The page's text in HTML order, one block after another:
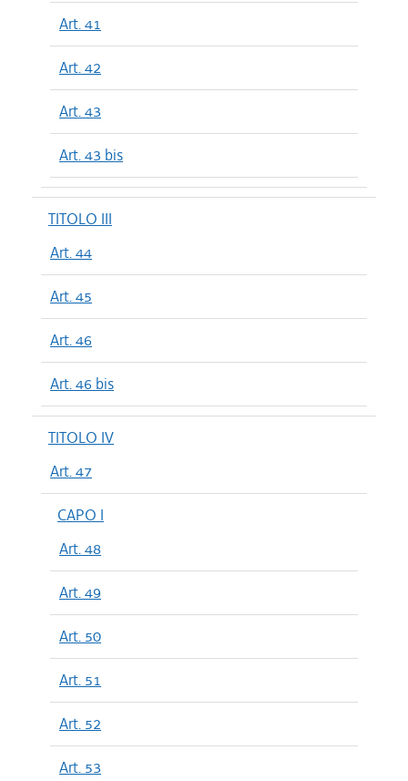
Art. 41
Art. 42
Art. 43
Art. 43 bis
TITOLO III
Art. 44
Art. 45
Art. 46
Art. 46 bis
TITOLO IV
Art. 47
CAPO I
Art. 48
Art. 49
Art. 50
Art. 51
Art. 52
Art. 53